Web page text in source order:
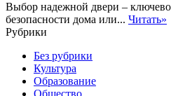
Выбор надежной двери –
безопасности дома или... Читать»
Рубрики
Без рубрики
Культура
Образование
Общество